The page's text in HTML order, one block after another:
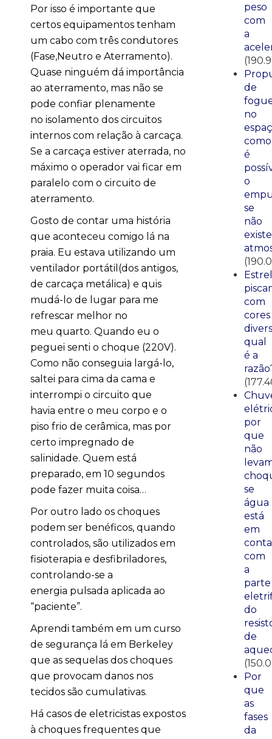
Por isso é importante que
certos equipamentos tenham
um cabo com três condutores
(Fase,Neutro e Aterramento).
Quase ninguém dá importância
ao aterramento, mas não se
pode confiar plenamente
no isolamento dos circuitos
internos com relação à carcaça.
Se a carcaça estiver aterrada, no
máximo o operador vai ficar em
paralelo com o circuito de
aterramento.
Gosto de contar uma história
que aconteceu comigo lá na
praia. Eu estava utilizando um
ventilador portátil(dos antigos,
de carcaça metálica) e quis
mudá-lo de lugar para me
refrescar melhor no
meu quarto. Quando eu o
peguei senti o choque (220V).
Como não conseguia largá-lo,
saltei para cima da cama e
interrompi o circuito que
havia entre o meu corpo e o
piso frio de cerâmica, mas por
certo impregnado de
salinidade. Quem está
preparado, em 10 segundos
pode fazer muita coisa…
Por outro lado os choques
podem ser benéficos, quando
controlados, são utilizados em
fisioterapia e desfibriladores,
controlando-se a
energia pulsada aplicada ao
“paciente”.
Aprendi também em um curso
de segurança lá em Berkeley
que as sequelas dos choques
que provocam danos nos
tecidos são cumulativas.
Há casos de eletricistas expostos
à choques frequentes que
peso
com
a
de
no
como
é
o
se
não
existe
com
cores
qual
é a
por
que
não
se
água
está
em
com
a
parte
do
de
Por
que
as
fases
da